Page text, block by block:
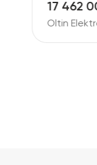
17 462
Oltin